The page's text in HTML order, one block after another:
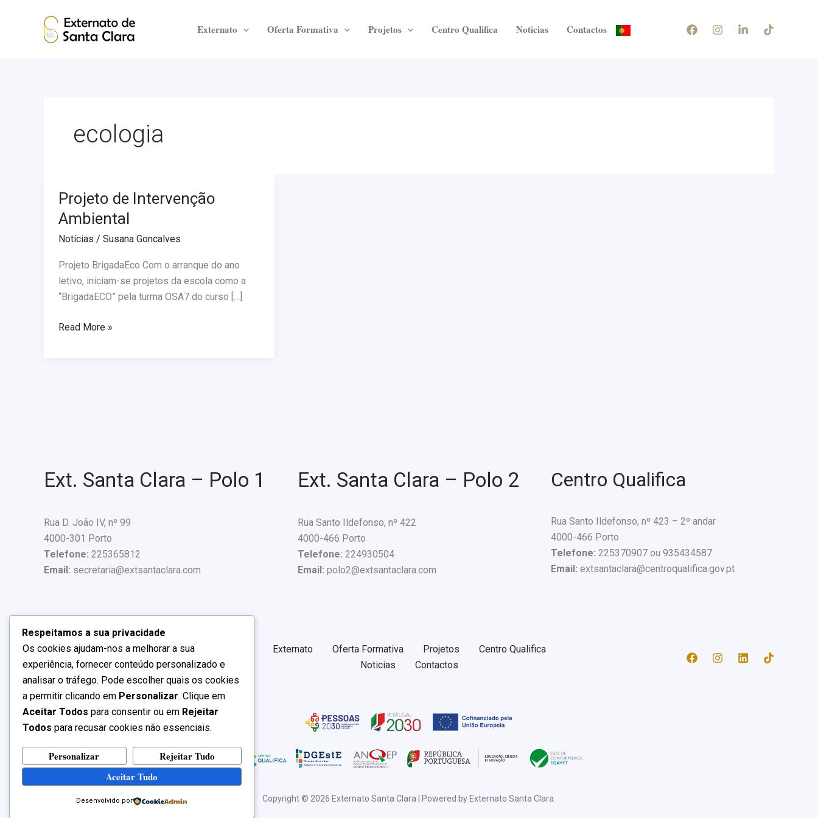
Externato Oferta Formativa Projetos Centro Qualifica Noticias Contactos
ecologia
Projeto de Intervenção
Ambiental
Notícias / Susana Goncalves
Projeto BrigadaEco Com o arranque do ano
letivo, iniciam-se projetos da escola como a
“BrigadaECO” pela turma OSA7 do curso […]
Projeto
de
Intervenção
Ambiental
Read More »
Ext. Santa Clara – Polo 1
Rua D. João IV, nº 99
4000-301 Porto
Telefone: 225365812
Email: secretaria@extsantaclara.com
Ext. Santa Clara – Polo 2
Rua Santo Ildefonso, nº 422
4000-466 Porto
Telefone: 224930504
Email: polo2@extsantaclara.com
Centro Qualifica
Rua Santo Ildefonso, nº 423 – 2º andar
4000-466 Porto
Telefone: 225370907 ou 935434587
Email:extsantaclara@centroqualifica.gov.pt
Externato Oferta Formativa Projetos
Centro Qualifica
Noticias
Contactos
Copyright © 2026 Externato Santa Clara | Powered by Externato Santa Clara.
Respeitamos a sua privacidade
Os cookies ajudam-nos a melhorar a sua
experiência, fornecer conteúdo personalizado e
analisar o tráfego. Pode escolher quais os cookies
a permitir clicando em Personalizar. Clique em
Aceitar Todos para consentir ou em Rejeitar
Todos para recusar cookies não essenciais.
Personalizar
Rejeitar Tudo
Aceitar Tudo
Desenvolvido por